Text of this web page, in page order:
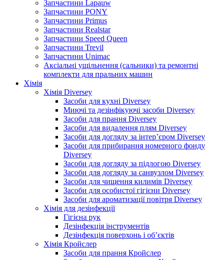
Запчастини Lapauw
Запчастини PONY
Запчастини Primus
Запчастини Realstar
Запчастини Speed Queen
Запчастини Trevil
Запчастини Unimac
Аксіальні ущільнення (сальники) та ремонтні
комплекти для пральних машин
Хімія
Хімія Diversey
Засоби для кухні Diversey
Миючі та дезінфікуючі засоби Diversey
Засоби для прання Diversey
Засоби для видалення плям Diversey
Засоби для догляду за інтер’єром Diversey
Засоби для прибирання номерного фонду
Diversey
Засоби для догляду за підлогою Diversey
Засоби для догляду за санвузлом Diversey
Засоби для чищення килимів Diversey
Засоби для особистої гігієни Diversey
Засоби для ароматизації повітря Diversey
Хімія для дезінфекції
Гігієна рук
Дезінфекція інструментів
Дезінфекція поверхонь і об’єктів
Хімія Кройслер
Засоби для прання Кройслер